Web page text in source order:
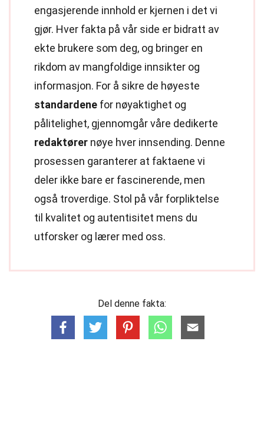
engasjerende innhold er kjernen i det vi
gjør. Hver fakta på vår side er bidratt av
ekte brukere som deg, og bringer en
rikdom av mangfoldige innsikter og
informasjon. For å sikre de høyeste
standardene for nøyaktighet og
pålitelighet, gjennomgår våre dedikerte
redaktører nøye hver innsending. Denne
prosessen garanterer at faktaene vi
deler ikke bare er fascinerende, men
også troverdige. Stol på vår forpliktelse
til kvalitet og autentisitet mens du
utforsker og lærer med oss.
Del denne fakta: